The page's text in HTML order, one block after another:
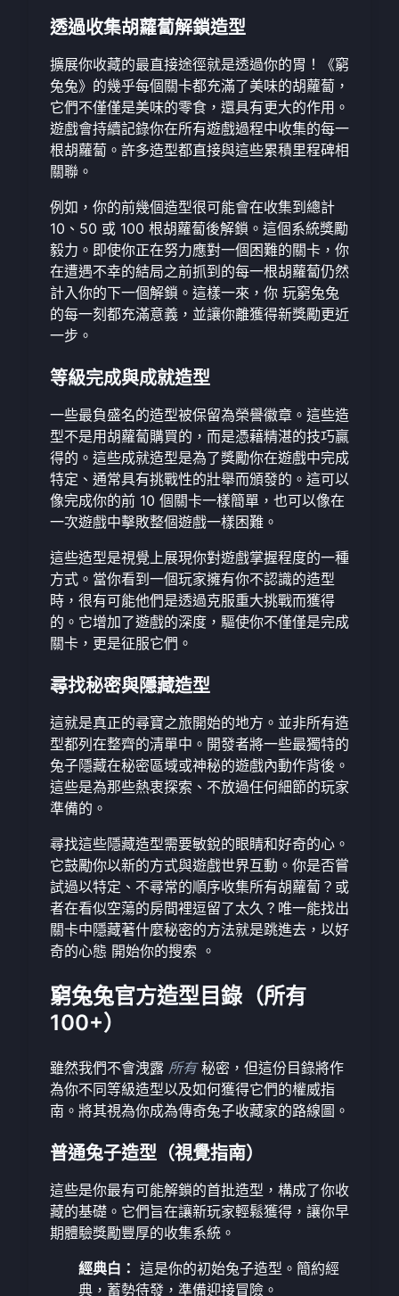
透過收集胡蘿蔔解鎖造型
擴展你收藏的最直接途徑就是透過你的胃！《窮
兔兔》的幾乎每個關卡都充滿了美味的胡蘿蔔，
它們不僅僅是美味的零食，還具有更大的作用。
遊戲會持續記錄你在所有遊戲過程中收集的每一
根胡蘿蔔。許多造型都直接與這些累積里程碑相
關聯。
例如，你的前幾個造型很可能會在收集到總計
10、50 或 100 根胡蘿蔔後解鎖。這個系統獎勵
毅力。即使你正在努力應對一個困難的關卡，你
在遭遇不幸的結局之前抓到的每一根胡蘿蔔仍然
計入你的下一個解鎖。這樣一來，你 玩窮兔兔
的每一刻都充滿意義，並讓你離獲得新獎勵更近
一步。
等級完成與成就造型
一些最負盛名的造型被保留為榮譽徽章。這些造
型不是用胡蘿蔔購買的，而是憑藉精湛的技巧贏
得的。這些成就造型是為了獎勵你在遊戲中完成
特定、通常具有挑戰性的壯舉而頒發的。這可以
像完成你的前 10 個關卡一樣簡單，也可以像在
一次遊戲中擊敗整個遊戲一樣困難。
這些造型是視覺上展現你對遊戲掌握程度的一種
方式。當你看到一個玩家擁有你不認識的造型
時，很有可能他們是透過克服重大挑戰而獲得
的。它增加了遊戲的深度，驅使你不僅僅是完成
關卡，更是征服它們。
尋找秘密與隱藏造型
這就是真正的尋寶之旅開始的地方。並非所有造
型都列在整齊的清單中。開發者將一些最獨特的
兔子隱藏在秘密區域或神秘的遊戲內動作背後。
這些是為那些熱衷探索、不放過任何細節的玩家
準備的。
尋找這些隱藏造型需要敏銳的眼睛和好奇的心。
它鼓勵你以新的方式與遊戲世界互動。你是否嘗
試過以特定、不尋常的順序收集所有胡蘿蔔？或
者在看似空蕩的房間裡逗留了太久？唯一能找出
關卡中隱藏著什麼秘密的方法就是跳進去，以好
奇的心態 開始你的搜索 。
窮兔兔官方造型目錄（所有
100+）
雖然我們不會洩露 所有秘密，但這份目錄將作
為你不同等級造型以及如何獲得它們的權威指
南。將其視為你成為傳奇兔子收藏家的路線圖。
普通兔子造型（視覺指南）
這些是你最有可能解鎖的首批造型，構成了你收
藏的基礎。它們旨在讓新玩家輕鬆獲得，讓你早
期體驗獎勵豐厚的收集系統。
經典白： 這是你的初始兔子造型。簡約經
典，蓄勢待發，準備迎接冒險。